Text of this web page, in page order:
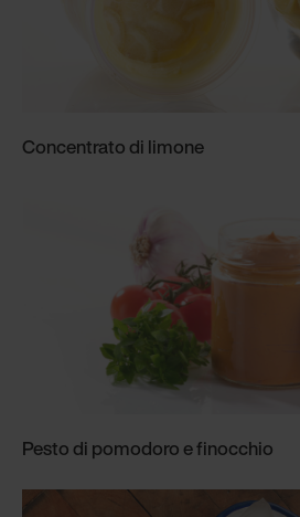
Concentrato di limone
Pesto di pomodoro e finocchio